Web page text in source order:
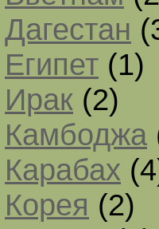
Дагестан
Египет (1)
Ирак (2)
Камбоджа
Карабах
Корея (2)